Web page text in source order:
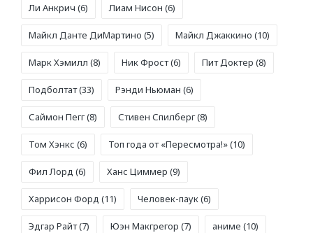
Ли Анкрич (6) Лиам Нисон (6)
Майкл Данте ДиМартино (5) Майкл Джаккино (10)
Марк Хэмилл (8) Ник Фрост(6) Пит Доктер (8)
Подболтат(33) Рэнди Ньюман (6)
Саймон Пегг(8) Стивен Спилберг(8)
Том Хэнкс (6) Топ года от «Пересмотра!»(10)
Фил Лорд (6) Ханс Циммер (9)
Харрисон Форд (11) Человек-паук(6)
Эдгар Райт(7) Юэн Макгрегор (7) аниме (10)